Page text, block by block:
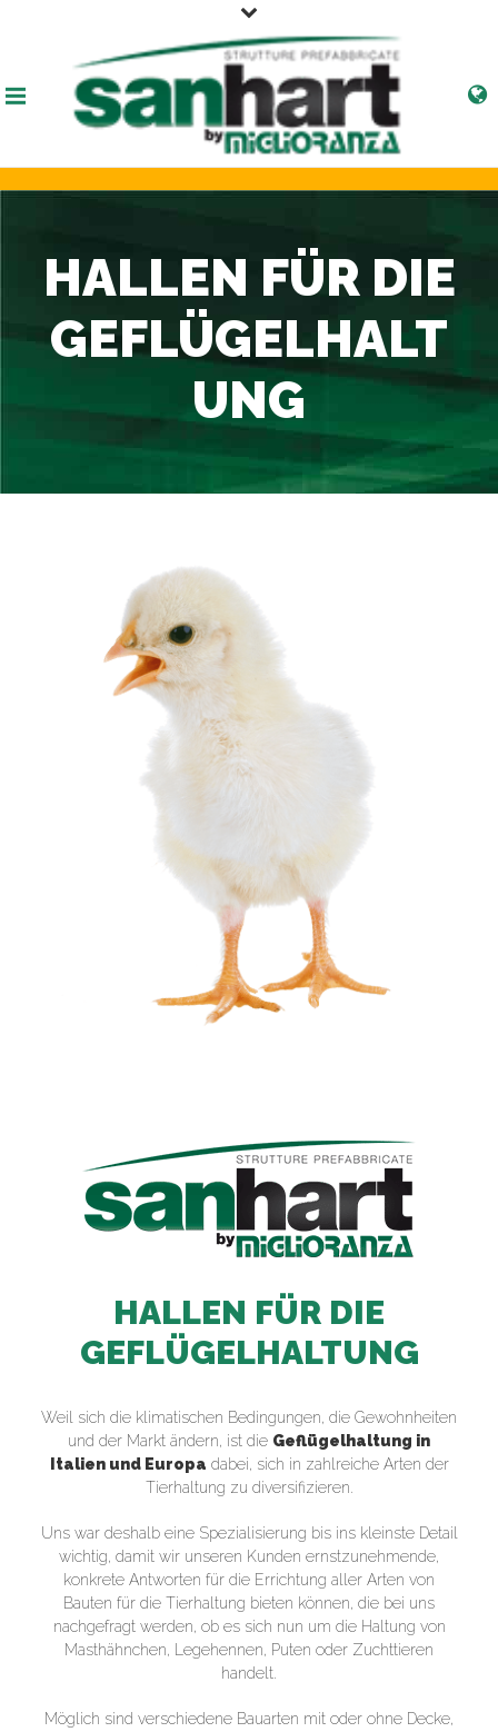
HALLEN FÜR DIE
GEFLÜGELHALT
UNG
HALLEN FÜR DIE
GEFLÜGELHALTUNG
Weil sich die klimatischen Bedingungen, die Gewohnheiten
und der Markt ändern, ist die Geflügelhaltung in
Italien und Europa dabei, sich in zahlreiche Arten der
Tierhaltung zu diversifizieren.
Uns war deshalb eine Spezialisierung bis ins kleinste Detail
wichtig, damit wir unseren Kunden ernstzunehmende,
konkrete Antworten für die Errichtung aller Arten von
Bauten für die Tierhaltung bieten können, die bei uns
nachgefragt werden, ob es sich nun um die Haltung von
Masthähnchen, Legehennen, Puten oder Zuchttieren
handelt.
Möglich sind verschiedene Bauarten mit oder ohne Decke,